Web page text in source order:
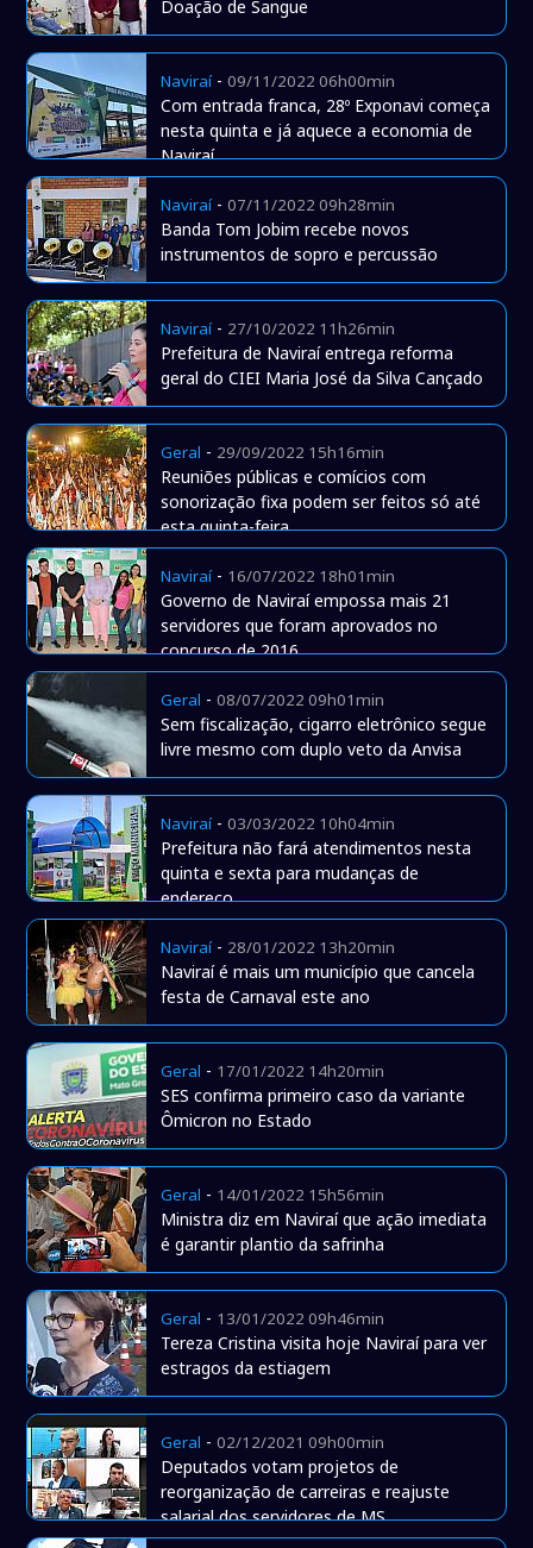
Doação de Sangue
Naviraí-09/11/2022 06h00min
Com entrada franca, 28º Exponavi começa
nesta quinta e já aquece a economia de
Naviraí
Naviraí-07/11/2022 09h28min
Banda Tom Jobim recebe novos
instrumentos de sopro e percussão
Naviraí- 27/10/2022 11h26min
Prefeitura de Naviraí entrega reforma
geral do CIEI Maria José da Silva Cançado
Geral - 29/09/2022 15h16min
Reuniões públicas e comícios com
sonorização fixa podem ser feitos só até
esta quinta-feira
Naviraí- 16/07/2022 18h01min
Governo de Naviraí empossa mais 21
servidores que foram aprovados no
concurso de 2016
Geral -08/07/2022 09h01min
Sem fiscalização, cigarro eletrônico segue
livre mesmo com duplo veto da Anvisa
Naviraí-03/03/2022 10h04min
Prefeitura não fará atendimentos nesta
quinta e sexta para mudanças de
endereço
Naviraí- 28/01/2022 13h20min
Naviraí é mais um município que cancela
festa de Carnaval este ano
Geral - 17/01/2022 14h20min
SES confirma primeiro caso da variante
Ômicron no Estado
Geral - 14/01/2022 15h56min
Ministra diz em Naviraí que ação imediata
é garantir plantio da safrinha
Geral - 13/01/2022 09h46min
Tereza Cristina visita hoje Naviraí para ver
estragos da estiagem
Geral -02/12/2021 09h00min
Deputados votam projetos de
reorganização de carreiras e reajuste
salarial dos servidores de MS